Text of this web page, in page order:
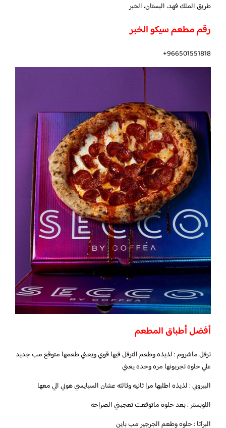
طريق الملك فهد، البستان، الخبر
رقم مطعم سيكو الخبر
966501551818+
أفضل أطباق المطعم
ترفل ماشروم : لذيذه وطعم الترفل فيها قوي ويعني طعمها متوقع مب جديد
علي حلوه تجربونها مره وحده يعني
الببروني : لذيذه اطلبها مرا ثانيه وثالثه عشان السبايسي هوني الي معها
اللوبستر : بعد حلوه ماتوقعت تعجبني الصراحه
البراتا : حلوه وطعم الجرجير مب باين